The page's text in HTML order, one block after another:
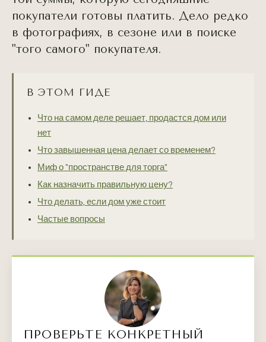
покупатели готовы платить. Дело редко
в фотографиях, в сезоне или в поиске
"того самого" покупателя.
В ЭТОМ ГИДЕ
Что на самом деле решает, продастся дом или
нет
Что завышенная цена делает со временем?
Миф о "пространстве для торга"
Как назначить правильную цену?
Что делать, если дом уже стоит
Частые вопросы
ПРОВЕРЬТЕ КОНКРЕТНЫЙ